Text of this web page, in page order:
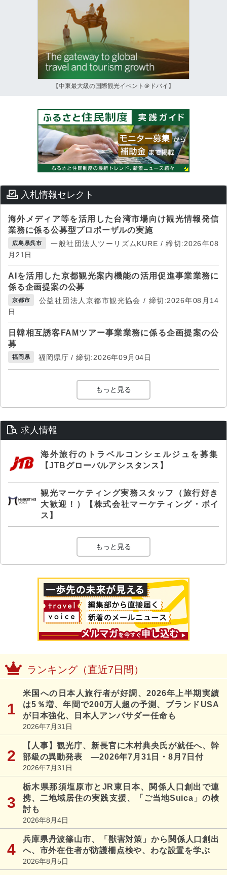
【中東最大級の国際観光イベント＠ドバイ】
入札情報セレクト
海外メディア等を活用した台湾市場向け観光情報発信
業務に係る公募型プロポーザルの実施
広島県呉市
一般社団法人ツーリズムKURE / 締切:2026年08
月21日
AIを活用した京都観光案内機能の活用促進事業業務に
係る企画提案の公募
京都市
公益社団法人京都市観光協会 / 締切:2026年08月14
日
日韓相互誘客FAMツアー事業業務に係る企画提案の公
募
福岡県 福岡県庁 / 締切:2026年09月04日
もっと見る
求人情報
海外旅行のトラベルコンシェルジュを募集
【JTBグローバルアシスタンス】
観光マーケティング実務スタッフ（旅行好き
大歓迎！）【株式会社マーケティング・ボイ
ス】
もっと見る
ランキング（直近7日間）
米国への日本人旅行者が好調、2026年上半期実績
は5％増、年間で200万人超の予測、ブランドUSA
が日本強化、日本人アンバサダー任命も
2026年7月31日
【人事】観光庁、新長官に木村典央氏が就任へ、幹
部級の異動発表 ―2026年7月31日・8月7日付
2026年7月31日
栃木県那須塩原市とJR東日本、関係人口創出で連
携、二地域居住の実践支援、「ご当地Suica」の検
討も
2026年8月4日
兵庫県丹波篠山市、「獣害対策」から関係人口創出
へ、市外在住者が防護柵点検や、わな設置を学ぶ
2026年8月5日